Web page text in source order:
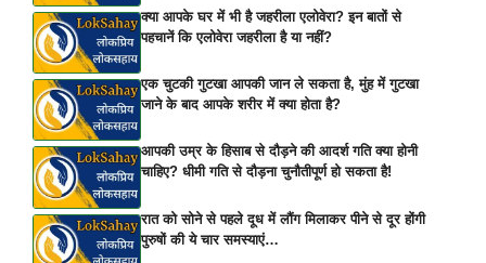
क्या आपके घर में भी है जहरीला एलोवेरा? इन बातों से
पहचानें कि एलोवेरा जहरीला है या नहीं?
एक चुटकी गुटखा आपकी जान ले सकता है, मुंह में गुटखा
जाने के बाद आपके शरीर में क्या होता है?
आपकी उम्र के हिसाब से दौड़ने की आदर्श गति क्या होनी
चाहिए? धीमी गति से दौड़ना चुनौतीपूर्ण हो सकता है!
रात को सोने से पहले दूध में लौंग मिलाकर पीने से दूर होंगी
पुरुषों की ये चार समस्याएं…